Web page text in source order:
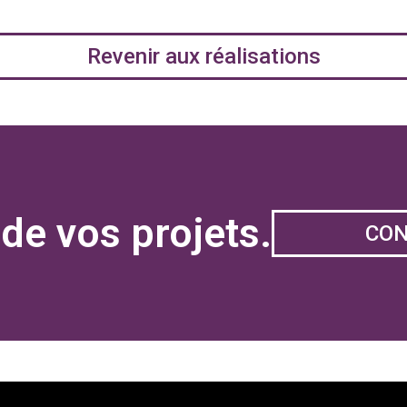
Revenir aux réalisations
vos projets.